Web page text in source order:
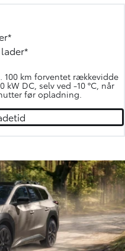
lader*
km forventet rækkevidde
DC, selv ved -10 °C, når
før opladning.